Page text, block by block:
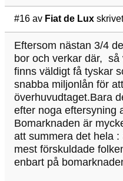
#16 av Fiat de Lux
Eftersom nästan 3/4
bor och verkar där, så
finns väldigt få tyskar
snabba miljonlån för
överhuvudtaget.Bara
efter noga eftersyning
Bomarknaden är
att summera det hela
mest förskuldade
enbart på